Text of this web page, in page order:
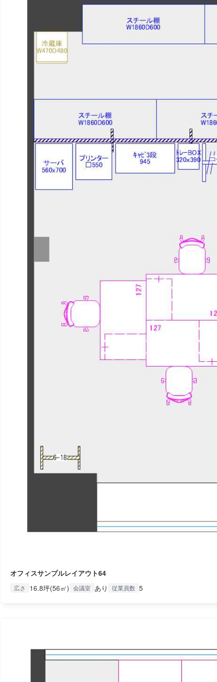
オフィスサンプルレイアウト64
広さ 16.8坪(56㎡) 会議室 あり 従業員数 5